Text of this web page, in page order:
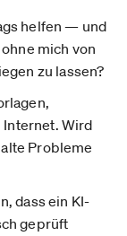
helfen — und
mich von
zu lassen?
Internet. Wird
Probleme
dass ein KI-
geprüft